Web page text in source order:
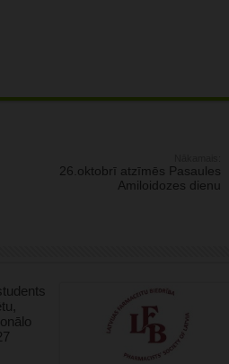
26.oktobrī atzīmēs Pasaules
Amiloidozes dienu